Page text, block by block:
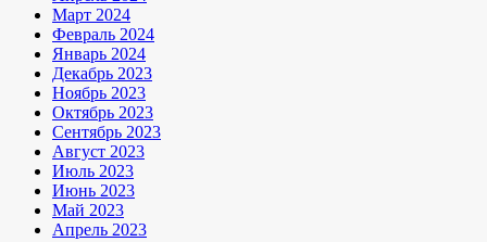
Март 2024
Февраль 2024
Январь 2024
Декабрь 2023
Ноябрь 2023
Октябрь 2023
Сентябрь 2023
Август 2023
Июль 2023
Июнь 2023
Май 2023
Апрель 2023